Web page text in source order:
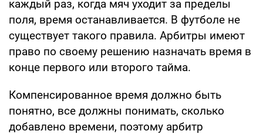
каждый раз, когда мяч уходит за пределы
поля, время останавливается. В футболе не
существует такого правила. Арбитры имеют
право по своему решению назначать время в
конце первого или второго тайма.
Компенсированное время должно быть
понятно, все должны понимать, сколько
добавлено времени, поэтому арбитр